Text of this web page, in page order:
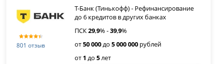
801 отзыв
Т-Банк (Тинькофф) - Рефинансирование
до 6 кредитов в других банках
ПСК29,9% -39,9%
от50 000до5 000 000 рублей
от 1 до5лет